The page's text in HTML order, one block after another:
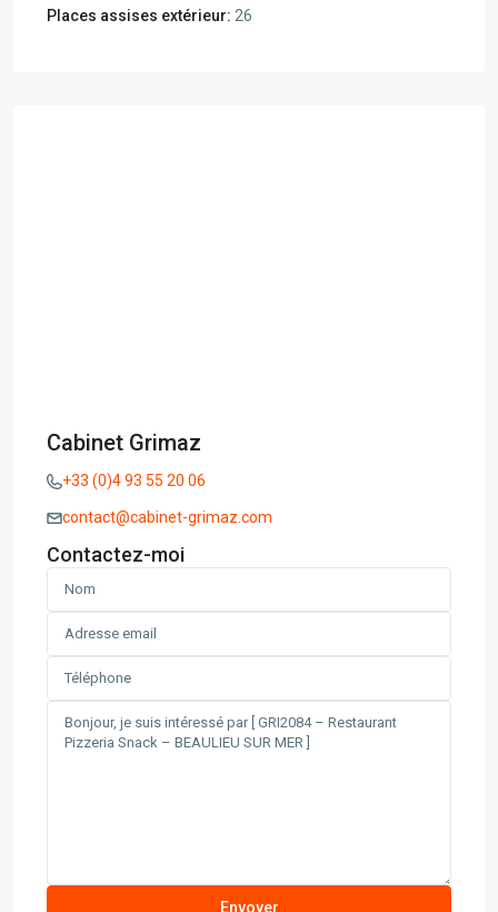
Places assises extérieur: 26
Cabinet Grimaz
+33 (0)4 93 55 20 06
contact@cabinet-grimaz.com
Contactez-moi